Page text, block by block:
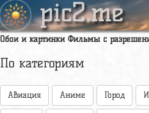
pic2.me
Обои и картинки Фильмы с
По категориям
Авиация Аниме Город